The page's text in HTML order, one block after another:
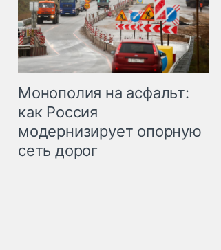
Монополия на асфальт:
как Россия
модернизирует опорную
сеть дорог